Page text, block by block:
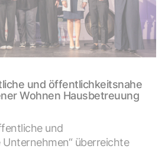
und öffentlichkeitsnahe
Wohnen Hausbetreuung
und
überreichte